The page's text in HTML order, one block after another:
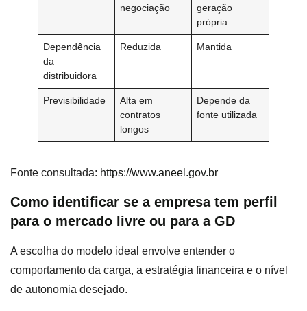
negociação
geração
própria
Dependência
da
distribuidora
Reduzida Mantida
Previsibilidade
Alta em
contratos
longos
Depende da
fonte utilizada
Fonte consultada: https://www.aneel.gov.br
Como identificar se a empresa tem perfil
para o mercado livre ou para a GD
A escolha do modelo ideal envolve entender o
comportamento da carga, a estratégia financeira e o nível
de autonomia desejado.